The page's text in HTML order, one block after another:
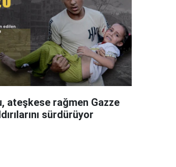
ateşkese rağmen Gazze
sürdürüyor